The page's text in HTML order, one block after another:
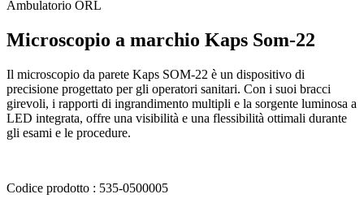
Ambulatorio ORL
Microscopio a marchio Kaps Som-22
Il microscopio da parete Kaps SOM-22 è un dispositivo di
precisione progettato per gli operatori sanitari. Con i suoi bracci
girevoli, i rapporti di ingrandimento multipli e la sorgente luminosa a
LED integrata, offre una visibilità e una flessibilità ottimali durante
gli esami e le procedure.
Codice prodotto : 535-0500005